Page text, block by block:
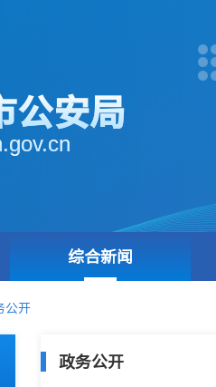
公安局
综合新闻
公开
政务公开